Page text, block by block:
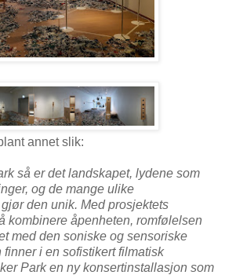
annet slik:
så er det landskapet, lydene som
og de mange ulike
den unik. Med prosjektets
kombinere åpenheten, romfølelsen
med den soniske og sensoriske
i en sofistikert filmatisk
Park en ny konsertinstallasjon som